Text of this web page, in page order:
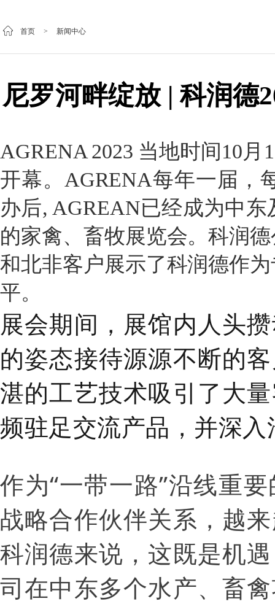
首页 > 新闻中心
尼罗河畔绽放 | 科润德
AGRENA 2023 当地时间10
开幕。AGRENA每年一届，
办后, AGREAN已经成为中
的家禽、畜牧展览会。科润
和北非客户展示了科润德作
平。
展会期间，展馆内人头
的姿态接待源源不断的
湛的工艺技术吸引了大
频驻足交流产品，并深
作为“一带一路”沿线重
战略合作伙伴关系，越
科润德来说，这既是机
司在中东多个水产、畜